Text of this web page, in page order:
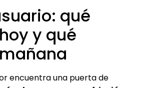
qué
y qué
encuentra una puerta de